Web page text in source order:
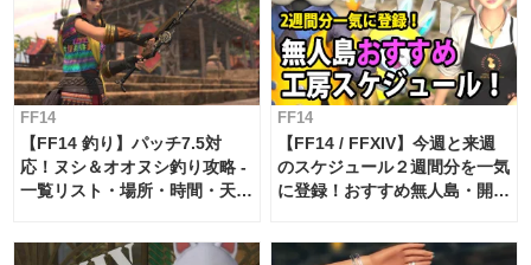
FF14
【FF14 釣り】パッチ7.5対
応！ヌシ＆オオヌシ釣り攻略 -
一覧リスト・場所・時間・天
FF14
【FF14 / FFXIV】今週と来週
のスケジュール２週間分を一気
に登録！おすすめ無人島・開拓